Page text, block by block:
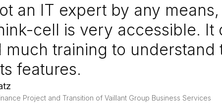
an IT expert by any
cell is very accessible. It
much training to understand
features.
Project and Transition of Vaillant Group Business Services